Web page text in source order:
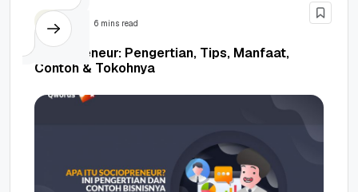
Bisnis 6 mins read
Sociopreneur: Pengertian, Tips, Manfaat,
Contoh & Tokohnya